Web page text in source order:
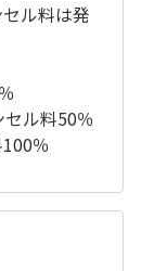
ル料は発
ル料50％
％